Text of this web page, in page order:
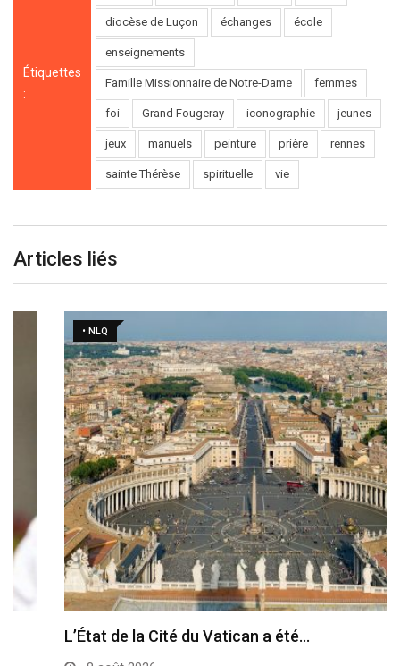
Étiquettes
:
diocèse de Luçon échanges école
enseignements
Famille Missionnaire de Notre-Dame femmes
foi Grand Fougeray iconographie jeunes
jeux manuels peinture prière rennes
sainte Thérèse spirituelle vie
Articles liés
L’État de la Cité du Vatican a été…